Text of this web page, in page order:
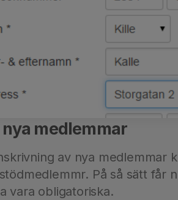
medlemmar
av nya medlemmar
På så sätt får
vara obligatoriska.